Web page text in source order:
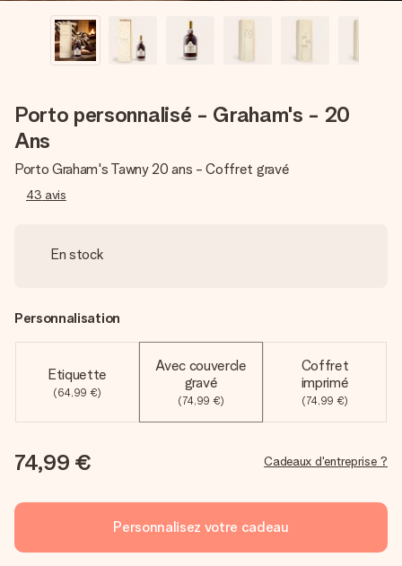
Porto personnalisé - Graham's - 20
Ans
Porto Graham's Tawny 20 ans - Coffret gravé
43 avis
En stock
Personnalisation
Etiquette
(64,99 €)
Avec couvercle
gravé
(74,99 €)
Coffret
imprimé
(74,99 €)
74,99 € Cadeaux d'entreprise ?
Personnalisez votre cadeau